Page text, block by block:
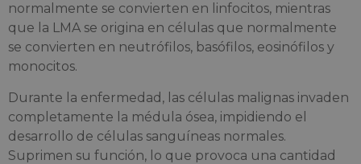
normalmente se convierten en linfocitos, mientras
que la LMA se origina en células que normalmente
se convierten en neutrófilos, basófilos, eosinófilos y
monocitos.
Durante la enfermedad, las células malignas invaden
completamente la médula ósea, impidiendo el
desarrollo de células sanguíneas normales.
Suprimen su función, lo que provoca una cantidad